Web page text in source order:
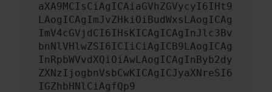
aXA9MCIsCiAgICAiaGVhZGVycyI6IHt9
LAogICAgImJvZHkiOiBudWxsLAogICAg
ImV4cGVjdCI6IHsKICAgICAgInJlc3Bv
bnNlVHlwZSI6ICIiCiAgICB9LAogICAg
InRpbWVvdXQiOiAwLAogICAgInByb2dy
ZXNzIjogbnVsbCwKICAgICJyaXNreSI6
IGZhbHNlCiAgfQp9